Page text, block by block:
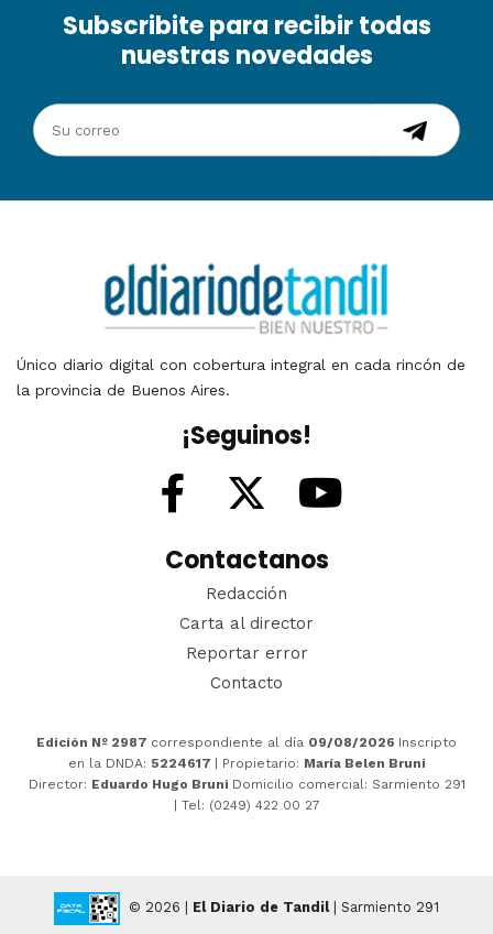
Subscribite para recibir todas
nuestras novedades
Único diario digital con cobertura integral en cada rincón de
la provincia de Buenos Aires.
¡Seguinos!
Contactanos
Redacción
Carta al director
Reportar error
Contacto
Edición Nº 2987 correspondiente al día 09/08/2026 Inscripto
en la DNDA: 5224617 | Propietario: María Belen Bruni
Director: Eduardo Hugo Bruni Domicilio comercial: Sarmiento 291
| Tel: (0249) 422 00 27
© 2026 | El Diario de Tandil| Sarmiento 291